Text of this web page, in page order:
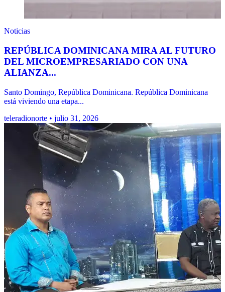
Noticias
REPÚBLICA DOMINICANA MIRA AL FUTURO
DEL MICROEMPRESARIADO CON UNA
ALIANZA...
Santo Domingo, República Dominicana. República Dominicana
está viviendo una etapa...
teleradionorte • julio 31, 2026